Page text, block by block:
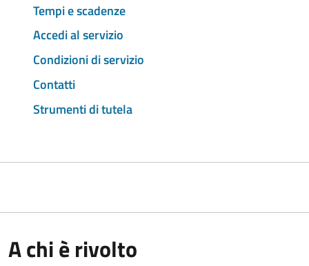
Tempi e scadenze
Accedi al servizio
Condizioni di servizio
Contatti
Strumenti di tutela
A chi è rivolto